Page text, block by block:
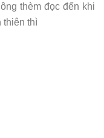
thèm đọc đến khi
thiên thì